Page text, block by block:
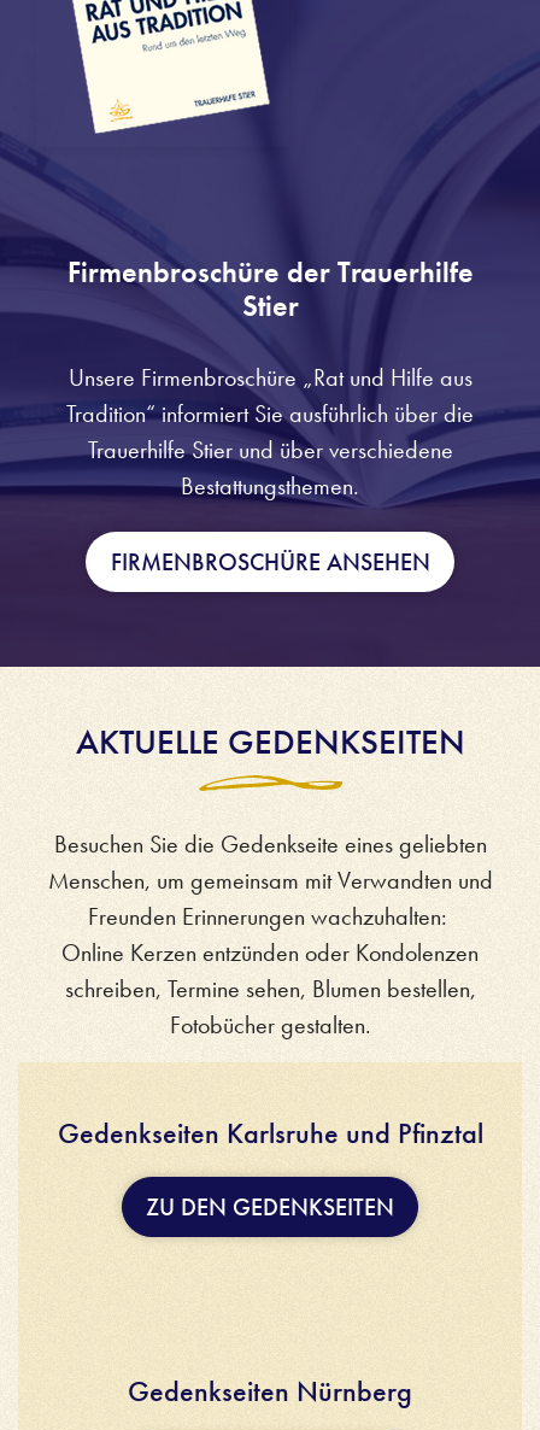
Firmenbroschüre der Trauerhilfe
Stier
Unsere Firmenbroschüre „Rat und Hilfe aus
Tradition“ informiert Sie ausführlich über die
Trauerhilfe Stier und über verschiedene
Bestattungsthemen.
FIRMENBROSCHÜRE ANSEHEN
AKTUELLE GEDENKSEITEN
Besuchen Sie die Gedenkseite eines geliebten
Menschen, um gemeinsam mit Verwandten und
Freunden Erinnerungen wachzuhalten:
Online Kerzen entzünden oder Kondolenzen
schreiben, Termine sehen, Blumen bestellen,
Fotobücher gestalten.
Gedenkseiten Karlsruhe und Pfinztal
ZU DEN GEDENKSEITEN
Gedenkseiten Nürnberg